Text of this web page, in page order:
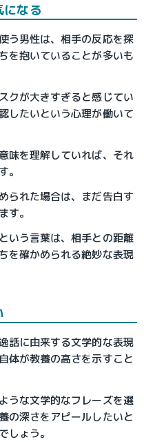
なる
う男性は、相手の反応を探
を抱いていることが多いも
クが大きすぎると感じてい
したいという心理が働いて
味を理解していれば、それ
。
られた場合は、まだ告白す
す。
いう言葉は、相手との距離
を確かめられる絶妙な表現
話に由来する文学的な表現
体が教養の高さを示すこと
うな文学的なフレーズを選
の深さをアピールしたいと
しょう。